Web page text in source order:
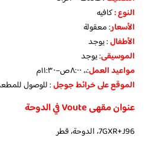
النوع :كافيه
الأسعار:معقولة
الأطفال:يوجد
الموسيقى:يوجد
مواعيد العمل:،، ٨:٠٠ص–١١:٣٠م
الموقع على خرائط جوجل: للوصول
عنوان مقهى Voute في الدوحة
7GXR+J96، الدوحة، قطر